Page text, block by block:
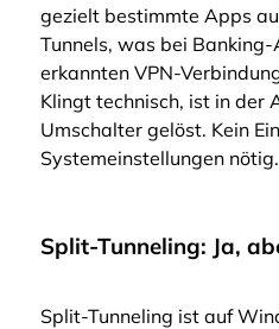
gezielt bestimmte Apps
Tunnels, was bei
erkannten VPN-
Klingt technisch, ist in der
Umschalter gelöst. Kein
Systemeinstellungen nötig.
Split-Tunneling: Ja,
Split-Tunneling ist auf